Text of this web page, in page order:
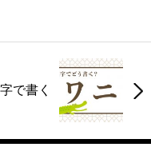
で書く